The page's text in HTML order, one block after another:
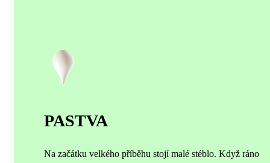
PASTVA
Na začátku velkého příběhu stojí malé stéblo. Když ráno